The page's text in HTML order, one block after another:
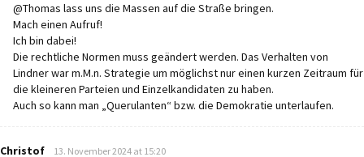
@Thomas lass uns die Massen auf die Straße bringen.
Mach einen Aufruf!
Ich bin dabei!
Die rechtliche Normen muss geändert werden. Das Verhalten von
Lindner war m.M.n. Strategie um möglichst nur einen kurzen Zeitraum für
die kleineren Parteien und Einzelkandidaten zu haben.
Auch so kann man „Querulanten“ bzw. die Demokratie unterlaufen.
Christof says:
13. November 2024 at 15:20